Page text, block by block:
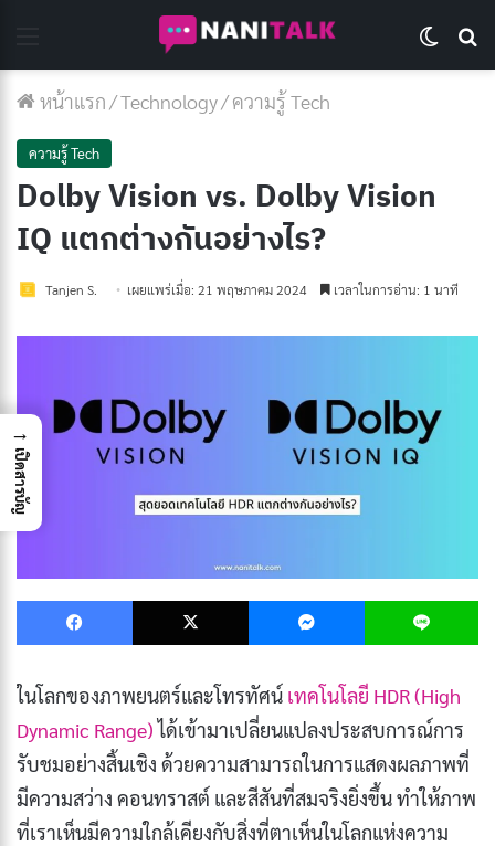
หน้าแรก/Technology/ความรู้ Tech
ความรู้ Tech
Dolby Vision vs. Dolby Vision
IQ แตกต่างกันอย่างไร?
Tanjen S. เผยแพร่เมื่อ: 21 พฤษภาคม 2024 เวลาในการอ่าน: 1 นาที
Facebook X Messenger
ในโลกของภาพยนตร์และโทรทัศน์ เทคโนโลยี HDR (High
Dynamic Range)ได้เข้ามาเปลี่ยนแปลงประสบการณ์การ
รับชมอย่างสิ้นเชิง ด้วยความสามารถในการแสดงผลภาพที่
มีความสว่าง คอนทราสต์ และสีสันที่สมจริงยิ่งขึ้น ทำให้ภาพ
ที่เราเห็นมีความใกล้เคียงกับสิ่งที่ตาเห็นในโลกแห่งความ
→
เปิดสารบัญ